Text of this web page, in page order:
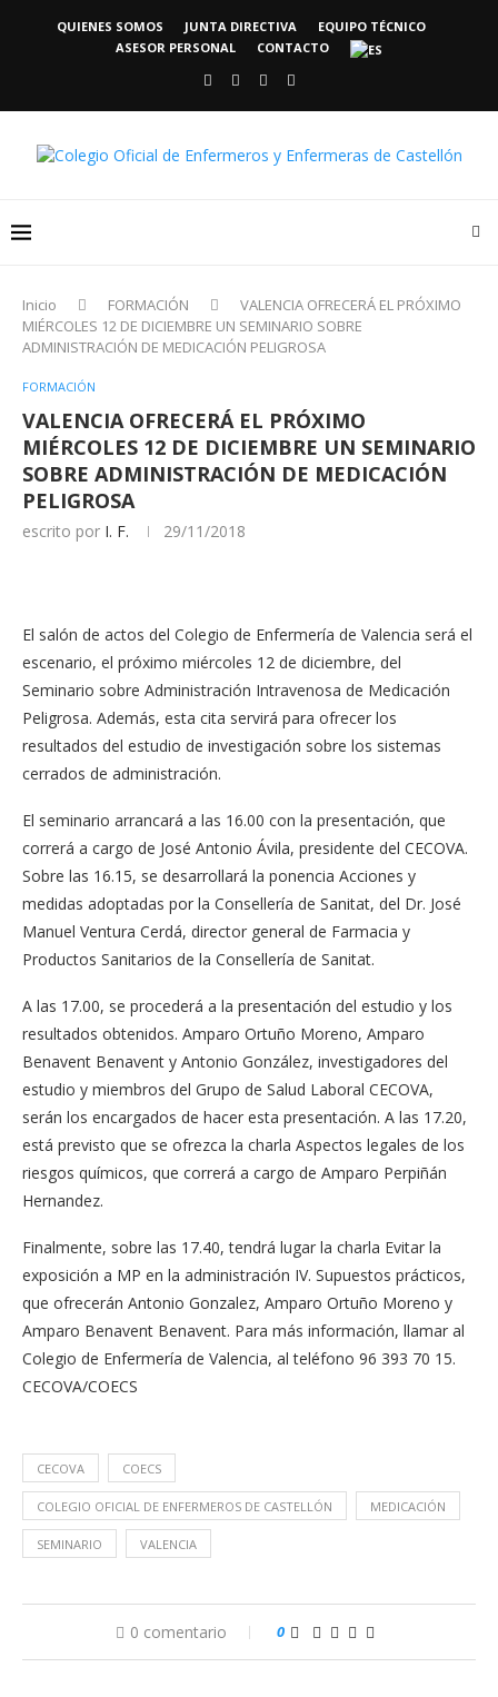
QUIENES SOMOS JUNTA DIRECTIVA
EQUIPO TÉCNICO
ASESOR PERSONAL
CONTACTO
Inicio FORMACIÓN
VALENCIA OFRECERÁ EL PRÓXIMO
MIÉRCOLES 12 DE DICIEMBRE UN SEMINARIO SOBRE
ADMINISTRACIÓN DE MEDICACIÓN PELIGROSA
FORMACIÓN
VALENCIA OFRECERÁ EL PRÓXIMO
MIÉRCOLES 12 DE DICIEMBRE UN SEMINARIO
SOBRE ADMINISTRACIÓN DE MEDICACIÓN
PELIGROSA
escrito por I. F. 29/11/2018
El salón de actos del Colegio de Enfermería de Valencia será el
escenario, el próximo miércoles 12 de diciembre, del
Seminario sobre Administración Intravenosa de Medicación
Peligrosa. Además, esta cita servirá para ofrecer los
resultados del estudio de investigación sobre los sistemas
cerrados de administración.
El seminario arrancará a las 16.00 con la presentación, que
correrá a cargo de José Antonio Ávila, presidente del CECOVA.
Sobre las 16.15, se desarrollará la ponencia Acciones y
medidas adoptadas por la Consellería de Sanitat, del Dr. José
Manuel Ventura Cerdá, director general de Farmacia y
Productos Sanitarios de la Consellería de Sanitat.
A las 17.00, se procederá a la presentación del estudio y los
resultados obtenidos. Amparo Ortuño Moreno, Amparo
Benavent Benavent y Antonio González, investigadores del
estudio y miembros del Grupo de Salud Laboral CECOVA,
serán los encargados de hacer esta presentación. A las 17.20,
está previsto que se ofrezca la charla Aspectos legales de los
riesgos químicos, que correrá a cargo de Amparo Perpiñán
Hernandez.
Finalmente, sobre las 17.40, tendrá lugar la charla Evitar la
exposición a MP en la administración IV. Supuestos prácticos,
que ofrecerán Antonio Gonzalez, Amparo Ortuño Moreno y
Amparo Benavent Benavent. Para más información, llamar al
Colegio de Enfermería de Valencia, al teléfono 96 393 70 15.
CECOVA/COECS
CECOVA COECS
COLEGIO OFICIAL DE ENFERMEROS DE CASTELLÓN MEDICACIÓN
SEMINARIO VALENCIA
0 comentario 0